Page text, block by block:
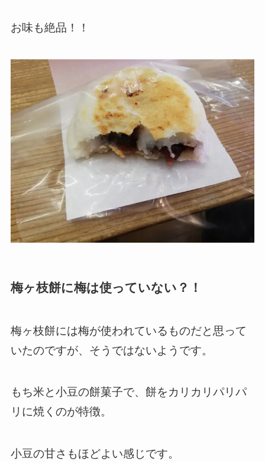
お味も絶品！！
梅ヶ枝餅に梅は使っていない？！
梅ヶ枝餅には梅が使われているものだと思って
いたのですが、そうではないようです。
もち米と小豆の餅菓子で、餅をカリカリパリパ
リに焼くのが特徴。
小豆の甘さもほどよい感じです。